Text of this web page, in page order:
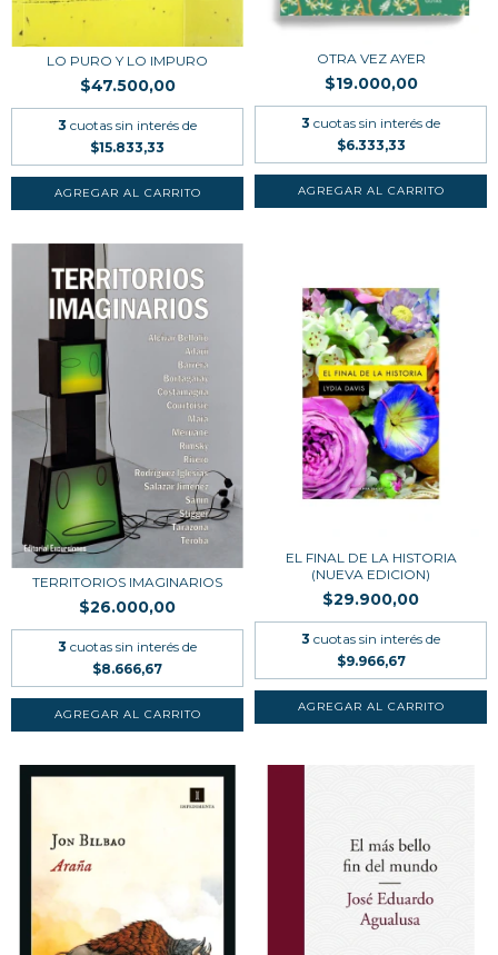
LO PURO Y LO IMPURO
$47.500,00
3 cuotas sin interés de
$15.833,33
OTRA VEZ AYER
$19.000,00
3 cuotas sin interés de
$6.333,33
TERRITORIOS IMAGINARIOS
$26.000,00
3 cuotas sin interés de
$8.666,67
EL FINAL DE LA HISTORIA
(NUEVA EDICION)
$29.900,00
3 cuotas sin interés de
$9.966,67